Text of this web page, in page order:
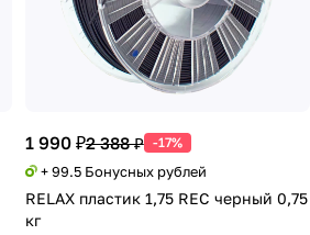
1 990 ₽2 388 ₽ -17%
+ 99.5 Бонусных рублей
RELAX пластик 1,75 REC черный 0,75
кг